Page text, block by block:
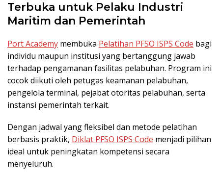
Terbuka untuk Pelaku Industri
Maritim dan Pemerintah
Port Academy membuka Pelatihan PFSO ISPS Code bagi
individu maupun institusi yang bertanggung jawab
terhadap pengamanan fasilitas pelabuhan. Program ini
cocok diikuti oleh petugas keamanan pelabuhan,
pengelola terminal, pejabat otoritas pelabuhan, serta
instansi pemerintah terkait.
Dengan jadwal yang fleksibel dan metode pelatihan
berbasis praktik, Diklat PFSO ISPS Code menjadi pilihan
ideal untuk peningkatan kompetensi secara
menyeluruh.